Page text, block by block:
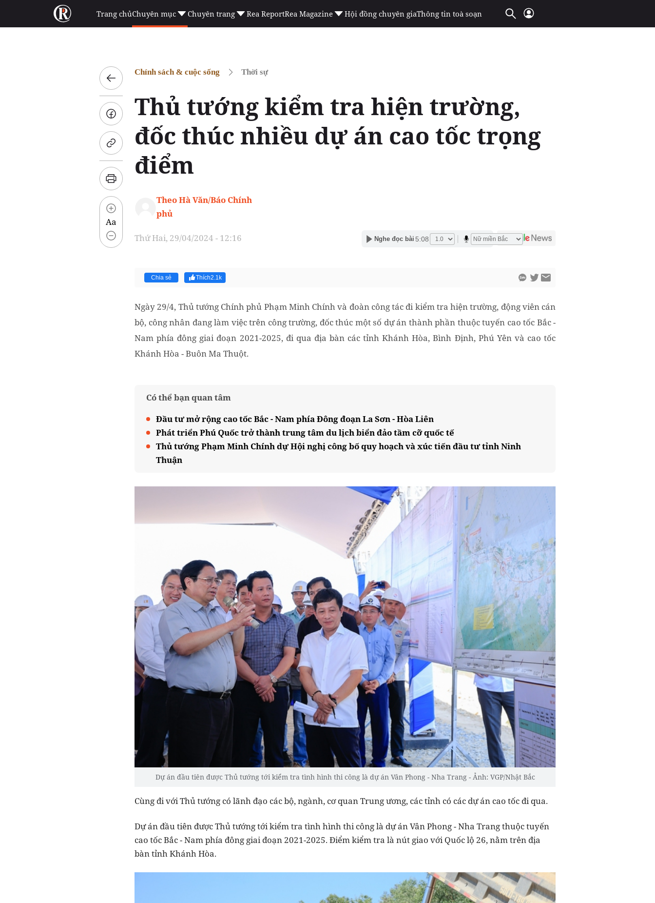
Trang chủChuyên mục Chuyên trang Rea ReportRea Magazine Hội đồng chuyên giaThông tin toà soạn
Aa
Chính sách & cuộc sống Thời sự
Thủ tướng kiểm tra hiện trường,
đốc thúc nhiều dự án cao tốc trọng
điểm
Theo Hà Văn/Báo Chính
phủ
Thứ Hai, 29/04/2024 - 12:16 Nghe đọc bài 5:08
Chia sẻ Thích2.1k
Ngày 29/4, Thủ tướng Chính phủ Phạm Minh Chính và đoàn công tác đi kiểm tra hiện trường, động viên cán
bộ, công nhân đang làm việc trên công trường, đốc thúc một số dự án thành phần thuộc tuyến cao tốc Bắc -
Nam phía đông giai đoạn 2021-2025, đi qua địa bàn các tỉnh Khánh Hòa, Bình Định, Phú Yên và cao tốc
Khánh Hòa - Buôn Ma Thuột.
Có thể bạn quan tâm
Đầu tư mở rộng cao tốc Bắc - Nam phía Đông đoạn La Sơn - Hòa Liên
Phát triển Phú Quốc trở thành trung tâm du lịch biển đảo tầm cỡ quốc tế
Thủ tướng Phạm Minh Chính dự Hội nghị công bố quy hoạch và xúc tiến đầu tư tỉnh Ninh
Thuận
Dự án đầu tiên được Thủ tướng tới kiểm tra tình hình thi công là dự án Vân Phong - Nha Trang - Ảnh: VGP/Nhật Bắc
Cùng đi với Thủ tướng có lãnh đạo các bộ, ngành, cơ quan Trung ương, các tỉnh có các dự án cao tốc đi qua.
Dự án đầu tiên được Thủ tướng tới kiểm tra tình hình thi công là dự án Vân Phong - Nha Trang thuộc tuyến
cao tốc Bắc - Nam phía đông giai đoạn 2021-2025. Điểm kiểm tra là nút giao với Quốc lộ 26, nằm trên địa
bàn tỉnh Khánh Hòa.